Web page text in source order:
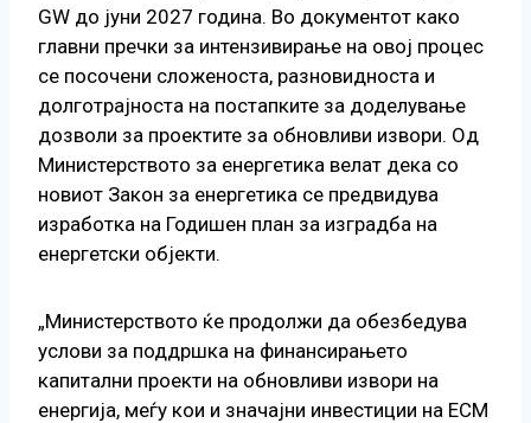
GW до јуни 2027 година. Во документот како
главни пречки за интензивирање на овој процес
се посочени сложеноста, разновидноста и
долготрајноста на постапките за доделување
дозволи за проектите за обновливи извори. Од
Министерството за енергетика велат дека со
новиот Закон за енергетика се предвидува
изработка на Годишен план за изградба на
енергетски објекти.
„Министерството ќе продолжи да обезбедува
услови за поддршка на финансирањето
капитални проекти на обновливи извори на
енергија, меѓу кои и значајни инвестиции на ЕСМ